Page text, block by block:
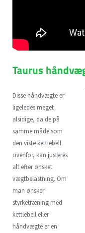
Taurus
Disse håndvægte er
ligeledes meget
alsidige, da de på
samme måde som
den viste kettlebell
ovenfor, kan justeres
alt efter ønsket
vægtbelastning. Om
man ønsker
styrketræning med
kettlebell eller
håndvægte er en